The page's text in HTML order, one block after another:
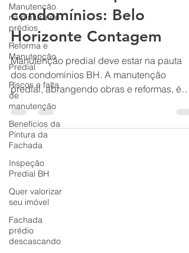
Manutenção
na pintura de
prédios
Reforma e
Manutenção
Predial
Riscos e falta
de
manutenção
Benefícios da
Pintura da
Fachada
Inspeção
Predial BH
Quer valorizar
seu imóvel
Fachada
prédio
descascando
deve estar na pauta dos
condomínios: Belo
Horizonte Contagem
Manutenção predial deve estar na pauta
dos condomínios BH. A manutenção
predial, abrangendo obras e reformas, é
fundamental para a segurança, valorização
e funcionalidade de condomínios e
ações preventivas (para evitar problemas)
essencial para a longevidade da
Edifícios Residenciais e Comerciais em
Belo Horizonte, Contagem e Vila da Serra